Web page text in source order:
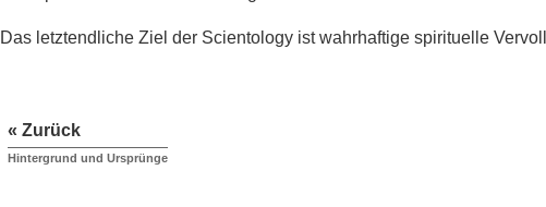
Das letztendliche Ziel der Scientology ist wahrhaftige spirituelle
« Zurück
Hintergrund und Ursprünge